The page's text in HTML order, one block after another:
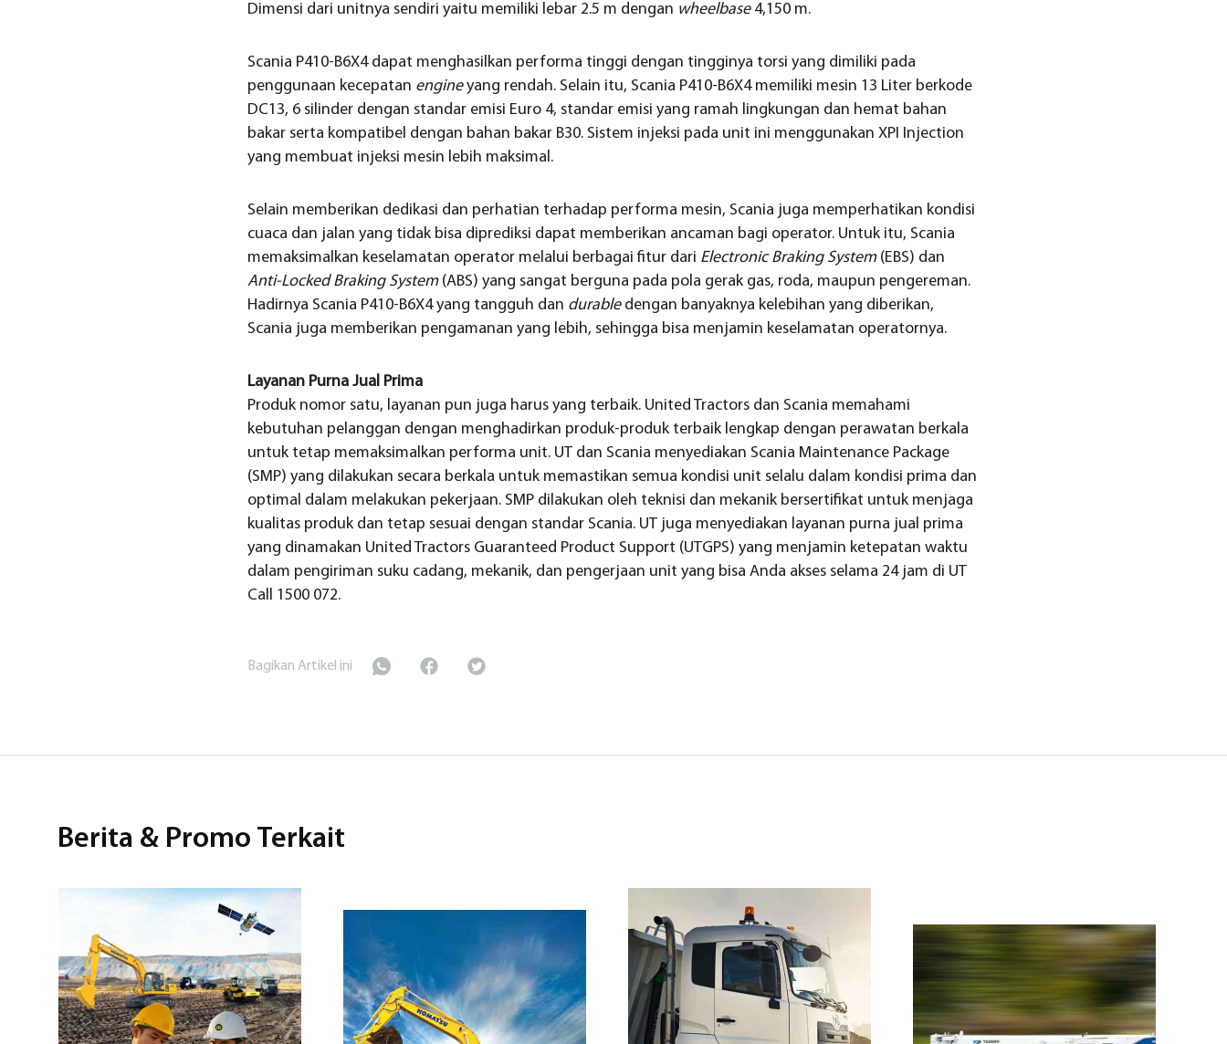
Dimensi dari unitnya sendiri yaitu memiliki lebar 2.5 m dengan wheelbase4,150 m.
Scania P410-B6X4 dapat menghasilkan performa tinggi dengan tingginya torsi yang dimiliki pada
penggunaan kecepatan engineyang rendah. Selain itu, Scania P410-B6X4 memiliki mesin 13 Liter berkode
DC13, 6 silinder dengan standar emisi Euro 4, standar emisi yang ramah lingkungan dan hemat bahan
bakar serta kompatibel dengan bahan bakar B30. Sistem injeksi pada unit ini menggunakan XPI Injection
yang membuat injeksi mesin lebih maksimal.
Selain memberikan dedikasi dan perhatian terhadap performa mesin, Scania juga memperhatikan kondisi
cuaca dan jalan yang tidak bisa diprediksi dapat memberikan ancaman bagi operator. Untuk itu, Scania
memaksimalkan keselamatan operator melalui berbagai fitur dari Electronic Braking System(EBS) dan
Anti-Locked Braking System(ABS) yang sangat berguna pada pola gerak gas, roda, maupun pengereman.
Hadirnya Scania P410-B6X4 yang tangguh dan durabledengan banyaknya kelebihan yang diberikan,
Scania juga memberikan pengamanan yang lebih, sehingga bisa menjamin keselamatan operatornya.
Layanan Purna Jual Prima
Produk nomor satu, layanan pun juga harus yang terbaik. United Tractors dan Scania memahami
kebutuhan pelanggan dengan menghadirkan produk-produk terbaik lengkap dengan perawatan berkala
untuk tetap memaksimalkan performa unit. UT dan Scania menyediakan Scania Maintenance Package
(SMP) yang dilakukan secara berkala untuk memastikan semua kondisi unit selalu dalam kondisi prima dan
optimal dalam melakukan pekerjaan. SMP dilakukan oleh teknisi dan mekanik bersertifikat untuk menjaga
kualitas produk dan tetap sesuai dengan standar Scania. UT juga menyediakan layanan purna jual prima
yang dinamakan United Tractors Guaranteed Product Support (UTGPS) yang menjamin ketepatan waktu
dalam pengiriman suku cadang, mekanik, dan pengerjaan unit yang bisa Anda akses selama 24 jam di UT
Call 1500 072.
Bagikan Artikel ini
Berita & Promo Terkait